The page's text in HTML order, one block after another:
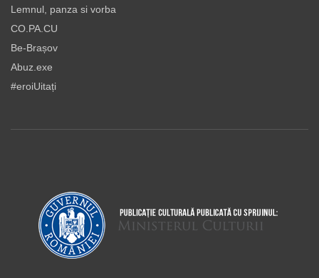
Lemnul, panza si vorba
CO.PA.CU
Be-Brașov
Abuz.exe
#eroiUitați